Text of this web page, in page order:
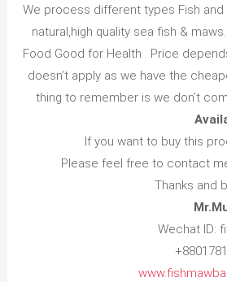
We process different types Fish
natural,high quality sea fish & maws.
Food Good for Health . Price
doesn’t apply as we have the
thing to remember is we don’t
If you want to buy this
Please feel free to contact
Thanks and
Wechat ID: